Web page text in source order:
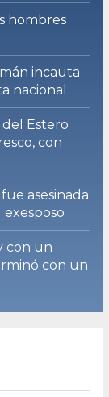
hombres
incauta
nacional
Estero
con
asesinada
exesposo
con un
con un